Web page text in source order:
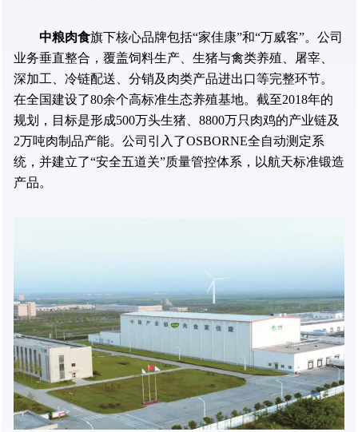
中粮肉食旗下核心品牌包括“家佳康”和“万威客”。公司
业务垂直整合，覆盖饲料生产、生猪与禽类养殖、屠宰、
深加工、冷链配送、分销及肉类产品进出口等完整环节。
在全国建设了80余个高标准生态养殖基地。截至2018年的
规划，目标是形成500万头生猪、8800万只肉鸡的产业链及
2万吨肉制品产能。公司引入了OSBORNE全自动测定系
统，并建立了“安全五道关”质量管控体系，以航天标准锻造
产品。